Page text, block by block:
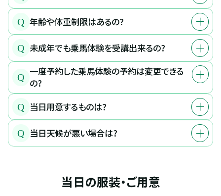
Q 年齢や体重制限はあるの?
Q 未成年でも乗馬体験を受講出来るの?
Q 一度予約した乗馬体験の予約は変更できる
の?
Q 当日用意するものは?
Q 当日天候が悪い場合は?
当日の服装・ご用意